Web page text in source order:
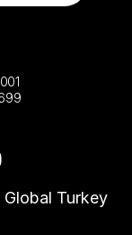
Global Turkey